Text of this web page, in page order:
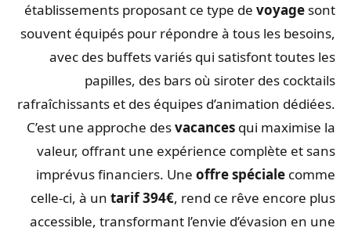
établissements proposant ce type devoyage sont
souvent équipés pour répondre à tous les besoins,
avec des buffets variés qui satisfont toutes les
papilles, des bars où siroter des cocktails
rafraîchissants et des équipes d’animation dédiées.
C’est une approche desvacances qui maximise la
valeur, offrant une expérience complète et sans
imprévus financiers. Uneoffre spéciale comme
celle-ci, à untarif 394€ , rend ce rêve encore plus
accessible, transformant l’envie d’évasion en une